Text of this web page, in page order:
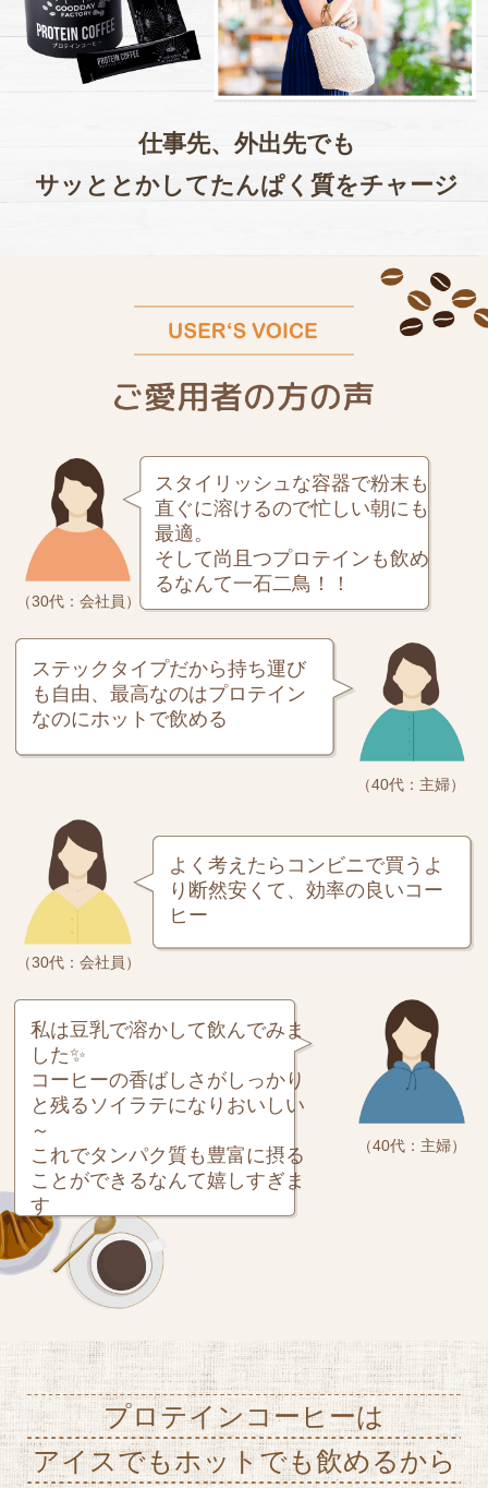
仕事先、外出先でも
サッととかしてたんぱく質をチャージ
（30代：会社員）
スタイリッシュな容器で粉末も
直ぐに溶けるので忙しい朝にも
最適。
そして尚且つプロテインも飲め
るなんて一石二鳥！！
（40代：主婦）
ステックタイプだから持ち運び
も自由、最高なのはプロテイン
なのにホットで飲める
（30代：会社員）
よく考えたらコンビニで買うよ
り断然安くて、効率の良いコー
ヒー
（40代：主婦）
私は豆乳で溶かして飲んでみま
した✨
コーヒーの香ばしさがしっかり
と残るソイラテになりおいしい
～
これでタンパク質も豊富に摂る
ことができるなんて嬉しすぎま
す
プロテインコーヒーは
アイスでもホットでも飲めるから